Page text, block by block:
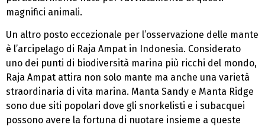
magnifici animali.
Un altro posto eccezionale per l’osservazione delle mante
è l’arcipelago di Raja Ampat in Indonesia. Considerato
uno dei punti di biodiversità marina più ricchi del mondo,
Raja Ampat attira non solo mante ma anche una varietà
straordinaria di vita marina. Manta Sandy e Manta Ridge
sono due siti popolari dove gli snorkelisti e i subacquei
possono avere la fortuna di nuotare insieme a queste